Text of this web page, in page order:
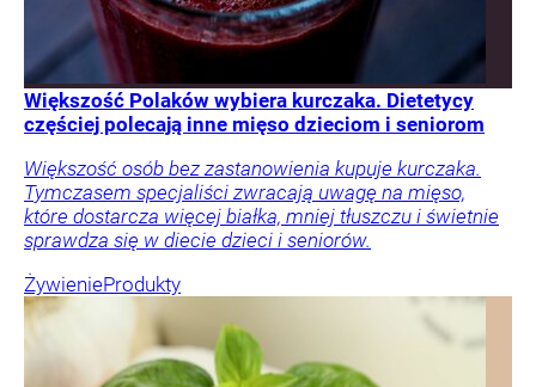
Większość Polaków wybiera kurczaka. Dietetycy
częściej polecają inne mięso dzieciom i seniorom
Większość osób bez zastanowienia kupuje kurczaka.
Tymczasem specjaliści zwracają uwagę na mięso,
które dostarcza więcej białka, mniej tłuszczu i świetnie
sprawdza się w diecie dzieci i seniorów.
ŻywienieProdukty